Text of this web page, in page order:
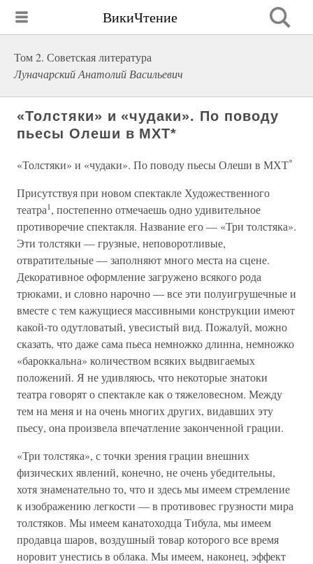
ВикиЧтение
Том 2. Советская литература
Луначарский Анатолий Васильевич
«Толстяки» и «чудаки». По поводу
пьесы Олеши в МХТ*
«Толстяки» и «чудаки». По поводу пьесы Олеши в МХТ*
Присутствуя при новом спектакле Художественного
театра1, постепенно отмечаешь одно удивительное
противоречие спектакля. Название его — «Три толстяка».
Эти толстяки — грузные, неповоротливые,
отвратительные — заполняют много места на сцене.
Декоративное оформление загружено всякого рода
трюками, и словно нарочно — все эти полуигрушечные и
вместе с тем кажущиеся массивными конструкции имеют
какой-то одутловатый, увесистый вид. Пожалуй, можно
сказать, что даже сама пьеса немножко длинна, немножко
«бароккальна» количеством всяких выдвигаемых
положений. Я не удивляюсь, что некоторые знатоки
театра говорят о спектакле как о тяжеловесном. Между
тем на меня и на очень многих других, видавших эту
пьесу, она произвела впечатление законченной грации.
«Три толстяка», с точки зрения грации внешних
физических явлений, конечно, не очень убедительны,
хотя знаменательно то, что и здесь мы имеем стремление
к изображению легкости — в противовес грузности мира
толстяков. Мы имеем канатоходца Тибула, мы имеем
продавца шаров, воздушный товар которого все время
норовит унестись в облака. Мы имеем, наконец, эффект